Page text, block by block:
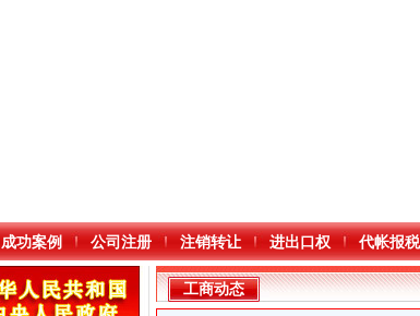
成功案例 公司注册 注销转让 进出口权 代帐报税
工商动态